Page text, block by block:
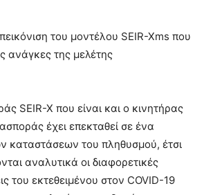
του μοντέλου SEIR-Xms που
ανάγκες της μελέτης
SEIR-X που είναι και ο κινητήρας
έχει επεκταθεί σε ένα
καταστάσεων του πληθυσμού, έτσι
αναλυτικά οι διαφορετικές
του εκτεθειμένου στον COVID-19